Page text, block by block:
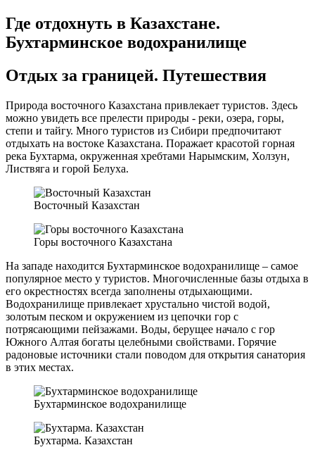
Где отдохнуть в Казахстане.
Бухтарминское водохранилище
Отдых за границей. Путешествия
Природа восточного Казахстана привлекает туристов. Здесь
можно увидеть все прелести природы - реки, озера, горы,
степи и тайгу. Много туристов из Сибири предпочитают
отдыхать на востоке Казахстана. Поражает красотой горная
река Бухтарма, окруженная хребтами Нарымским, Холзун,
Листвяга и горой Белуха.
Восточный Казахстан
Горы восточного Казахстана
На западе находится Бухтарминское водохранилище – самое
популярное место у туристов. Многочисленные базы отдыха в
его окрестностях всегда заполнены отдыхающими.
Водохранилище привлекает хрустально чистой водой,
золотым песком и окружением из цепочки гор с
потрясающими пейзажами. Воды, берущее начало с гор
Южного Алтая богаты целебными свойствами. Горячие
радоновые источники стали поводом для открытия санатория
в этих местах.
Бухтарминское водохранилище
Бухтарма. Казахстан